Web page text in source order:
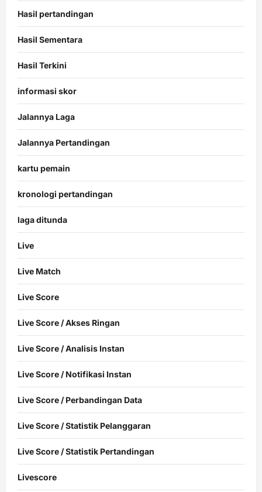
Hasil pertandingan
Hasil Sementara
Hasil Terkini
informasi skor
Jalannya Laga
Jalannya Pertandingan
kartu pemain
kronologi pertandingan
laga ditunda
Live
Live Match
Live Score
Live Score / Akses Ringan
Live Score / Analisis Instan
Live Score / Notifikasi Instan
Live Score / Perbandingan Data
Live Score / Statistik Pelanggaran
Live Score / Statistik Pertandingan
Livescore